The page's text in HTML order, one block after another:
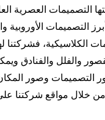
التصميمات العصرية
التصميمات الأوروبية
الكلاسيكية، فشركتنا
والفلل والفنادق
التصميمات وصور
خلال مواقع شركتنا